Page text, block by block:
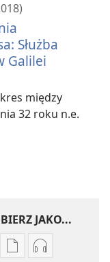
Służba
Galilei
między
32 roku n.e.
JAKO...
UstawieniaUstawienia